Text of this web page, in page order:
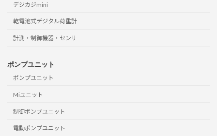
デジカジmini
乾電池式デジタル荷重計
計測・制御機器・センサ
ポンプユニット
ポンプユニット
Miユニット
制御ポンプユニット
電動ポンプユニット